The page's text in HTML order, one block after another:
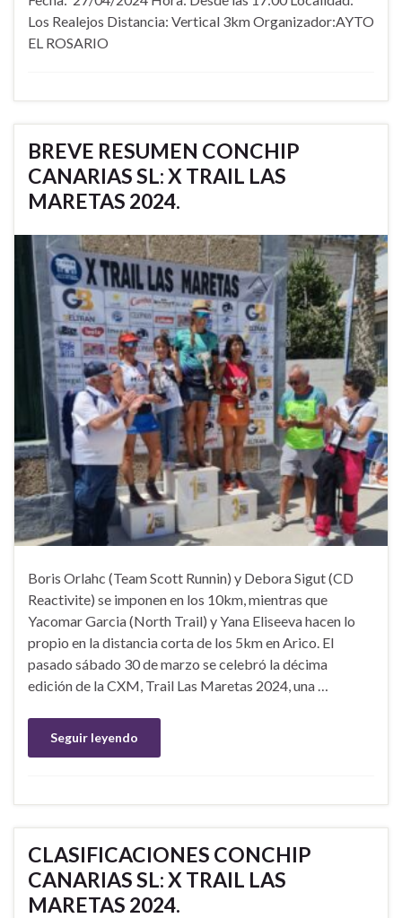
Los Realejos Distancia: Vertical 3km Organizador:AYTO
EL ROSARIO
BREVE RESUMEN CONCHIP
CANARIAS SL: X TRAIL LAS
MARETAS 2024.
Boris Orlahc (Team Scott Runnin) y Debora Sigut (CD
Reactivite) se imponen en los 10km, mientras que
Yacomar Garcia (North Trail) y Yana Eliseeva hacen lo
propio en la distancia corta de los 5km en Arico. El
pasado sábado 30 de marzo se celebró la décima
edición de la CXM, Trail Las Maretas 2024, una …
Seguir leyendo
CLASIFICACIONES CONCHIP
CANARIAS SL: X TRAIL LAS
MARETAS 2024.